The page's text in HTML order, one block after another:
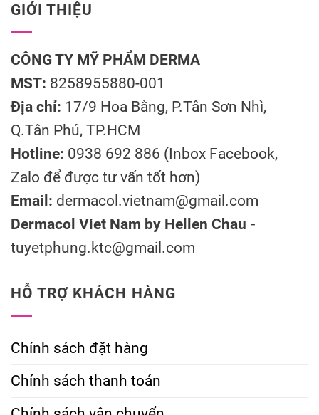
GIỚI THIỆU
CÔNG TY MỸ PHẨM DERMA
MST: 8258955880-001
Địa chỉ: 17/9 Hoa Bằng, P.Tân Sơn Nhì,
Q.Tân Phú, TP.HCM
Hotline: 0938 692 886 (Inbox Facebook,
Zalo để được tư vấn tốt hơn)
Email: dermacol.vietnam@gmail.com
Dermacol Viet Nam by Hellen Chau -
tuyetphung.ktc@gmail.com
HỖ TRỢ KHÁCH HÀNG
Chính sách đặt hàng
Chính sách thanh toán